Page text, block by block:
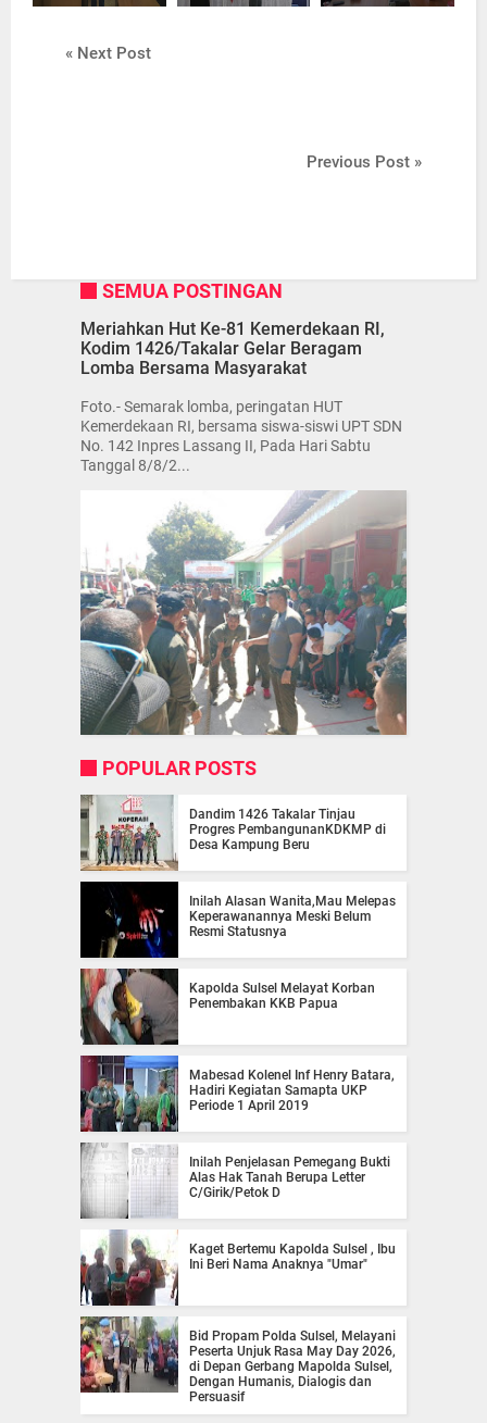
« Next Post
Previous Post »
SEMUA POSTINGAN
Meriahkan Hut Ke-81 Kemerdekaan RI,
Kodim 1426/Takalar Gelar Beragam
Lomba Bersama Masyarakat
Foto.- Semarak lomba, peringatan HUT
Kemerdekaan RI, bersama siswa-siswi UPT SDN
No. 142 Inpres Lassang II, Pada Hari Sabtu
Tanggal 8/8/2...
POPULAR POSTS
Dandim 1426 Takalar Tinjau
Progres PembangunanKDKMP di
Desa Kampung Beru
Inilah Alasan Wanita,Mau Melepas
Keperawanannya Meski Belum
Resmi Statusnya
Kapolda Sulsel Melayat Korban
Penembakan KKB Papua
Mabesad Kolenel Inf Henry Batara,
Hadiri Kegiatan Samapta UKP
Periode 1 April 2019
Inilah Penjelasan Pemegang Bukti
Alas Hak Tanah Berupa Letter
C/Girik/Petok D
Kaget Bertemu Kapolda Sulsel , Ibu
Ini Beri Nama Anaknya "Umar"
Bid Propam Polda Sulsel, Melayani
Peserta Unjuk Rasa May Day 2026,
di Depan Gerbang Mapolda Sulsel,
Dengan Humanis, Dialogis dan
Persuasif